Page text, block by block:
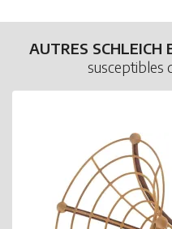
AUTRES SCHLEICH
susceptibles